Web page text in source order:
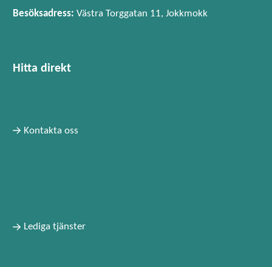
Besöksadress: Västra Torggatan 11, Jokkmokk
Hitta direkt
Kontakta oss
Lediga tjänster